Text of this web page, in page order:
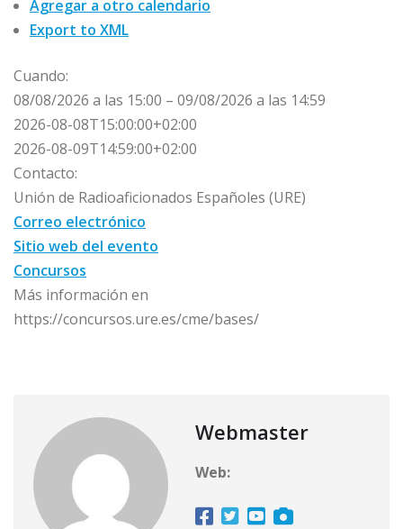
Agregar a otro calendario
Export to XML
Cuando:
08/08/2026 a las 15:00 – 09/08/2026 a las 14:59
2026-08-08T15:00:00+02:00
2026-08-09T14:59:00+02:00
Contacto:
Unión de Radioaficionados Españoles (URE)
Correo electrónico
Sitio web del evento
Concursos
Más información en
https://concursos.ure.es/cme/bases/
Webmaster
Web: